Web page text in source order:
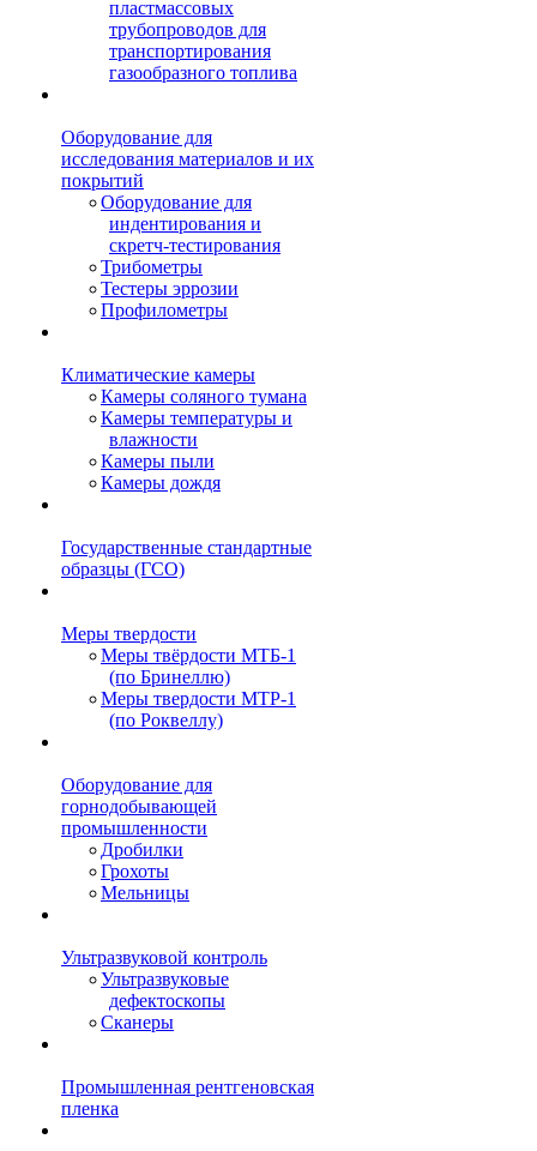
пластмассовых
трубопроводов для
транспортирования
газообразного топлива
Оборудование для
исследования материалов и их
покрытий
Оборудование для
индентирования и
скретч-тестирования
Трибометры
Тестеры эррозии
Профилометры
Климатические камеры
Камеры соляного тумана
Камеры температуры и
влажности
Камеры пыли
Камеры дождя
Государственные стандартные
образцы (ГСО)
Меры твердости
Меры твёрдости МТБ-1
(по Бринеллю)
Меры твердости МТР-1
(по Роквеллу)
Оборудование для
горнодобывающей
промышленности
Дробилки
Грохоты
Мельницы
Ультразвуковой контроль
Ультразвуковые
дефектоскопы
Сканеры
Промышленная рентгеновская
пленка